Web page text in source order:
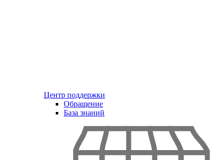
Центр поддержки
Обращение
База знаний